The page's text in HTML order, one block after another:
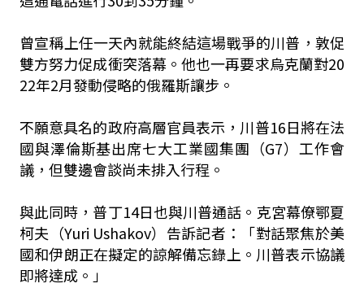
曾宣稱上任一天內就能終結這場戰爭的川普，敦促
雙方努力促成衝突落幕。他也一再要求烏克蘭對20
22年2月發動侵略的俄羅斯讓步。
不願意具名的政府高層官員表示，川普16日將在法
國與澤倫斯基出席七大工業國集團（G7）工作會
議，但雙邊會談尚未排入行程。
與此同時，普丁14日也與川普通話。克宮幕僚鄂夏
柯夫（Yuri Ushakov）告訴記者：「對話聚焦於美
國和伊朗正在擬定的諒解備忘錄上。川普表示協議
即將達成。」